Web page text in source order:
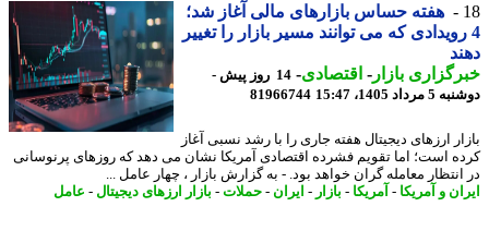
هفته حساس بازارهای مالی آغاز شد؛
که می توانند مسیر بازار را تغییر
بازار- اقتصادی-
14 روز پیش -
1405، 15:47
81966744
ارزهای دیجیتال هفته جاری را با رشد نسبی آغاز
است؛ اما تقویم فشرده اقتصادی آمریکا نشان می دهد که روزهای پرنوسانی
معامله گران خواهد بود. - به گزارش بازار ، چهار عامل ...
و آمریکا- آمریکا- بازار - ایران - حملات-بازار ارزهای دیجیتال-عامل